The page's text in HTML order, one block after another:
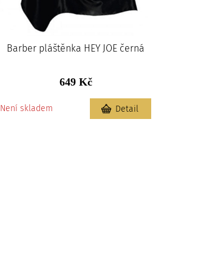
Barber pláštěnka HEY JOE černá
649 Kč
Není skladem Detail